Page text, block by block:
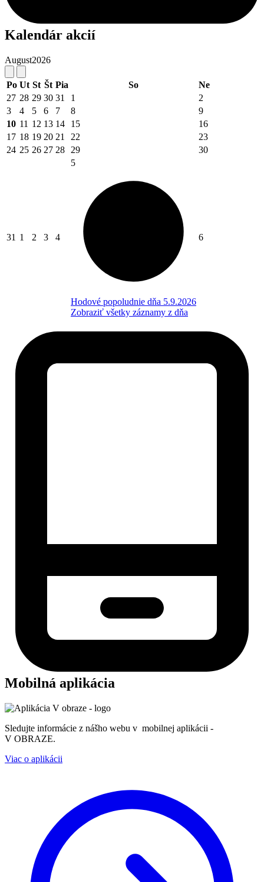
Kalendár akcií
August2026
Po Ut St Št Pia So
Ne
27 28 29 30 31 1
2
3
4 5 6 7 8
9
10 11 12 13 14 15
16
17 18 19 20 21 22
23
24 25 26 27 28 29 30
31 1 2 3 4
5
Hodové popoludnie dňa 5.9.2026
Zobraziť všetky záznamy z dňa
6
Mobilná aplikácia
Sledujte informácie z nášho webu v mobilnej aplikácii -
V OBRAZE.
Viac o aplikácii